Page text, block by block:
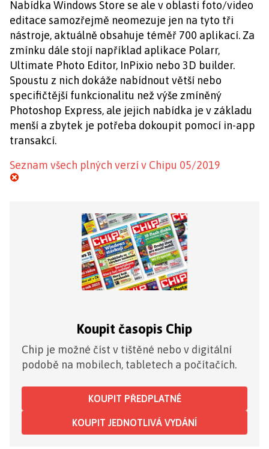
Nabídka Windows Store se ale v oblasti foto/video
editace samozřejmě neomezuje jen na tyto tři
nástroje, aktuálně obsahuje téměř 700 aplikací. Za
zmínku dále stojí například aplikace Polarr,
Ultimate Photo Editor, InPixio nebo 3D builder.
Spoustu z nich dokáže nabídnout větší nebo
specifičtější funkcionalitu než výše zmíněný
Photoshop Express, ale jejich nabídka je v základu
menší a zbytek je potřeba dokoupit pomocí in-app
transakcí.
Seznam všech plných verzí v Chipu 05/2019
Koupit časopis Chip
Chip je možné číst v tištěné nebo v digitální
podobě na mobilech, tabletech a počítačích.
KOUPIT PŘEDPLATNÉ
KOUPIT JEDNOTLIVÁ VYDÁNÍ